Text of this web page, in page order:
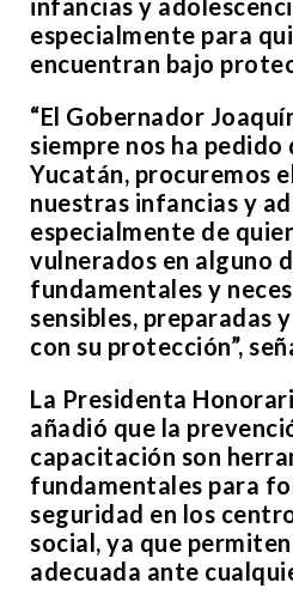
infancias y
especialmente para
encuentran bajo
“El Gobernador
siempre nos ha pedido
Yucatán, procuremos
nuestras infancias y
especialmente de
vulnerados en alguno
fundamentales y
sensibles, preparadas
con su protección”,
La Presidenta
añadió que la
capacitación son
fundamentales para
seguridad en los
social, ya que
adecuada ante